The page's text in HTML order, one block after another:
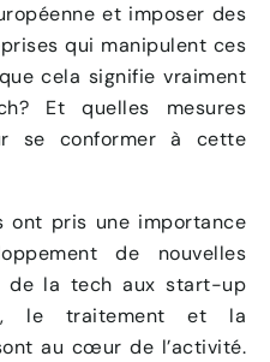
et imposer des
qui manipulent ces
cela signifie vraiment
Et quelles mesures
se conformer à cette
ont pris une importance
de nouvelles
de la tech aux start-up
le traitement et la
au cœur de l’activité.